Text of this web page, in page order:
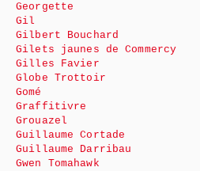
Georgette
Gil
Gilbert Bouchard
Gilets jaunes de Commercy
Gilles Favier
Globe Trottoir
Gomé
Graffitivre
Grouazel
Guillaume Cortade
Guillaume Darribau
Gwen Tomahawk